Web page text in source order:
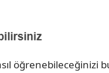
öğrenebileceğinizi